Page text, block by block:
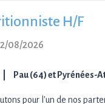
H/F
08/2026
Pau (64) et Pyrénées-
pour l'un de nos